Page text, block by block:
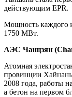
действующим EPR.
Мощность каждого
1750 МВт.
АЭС Чанцзян
Атомная
провинции
2008 года, работы
а бетон на первом